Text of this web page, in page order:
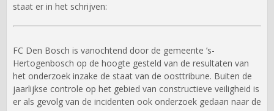
staat er in het schrijven:
FC Den Bosch is vanochtend door de gemeente ’s-
Hertogenbosch op de hoogte gesteld van de resultaten van
het onderzoek inzake de staat van de oosttribune. Buiten de
jaarlijkse controle op het gebied van constructieve veiligheid is
er als gevolg van de incidenten ook onderzoek gedaan naar de